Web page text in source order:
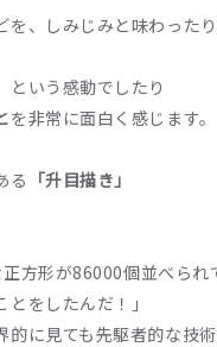
、しみじみと味わった
という感動でしたり
を非常に面白く感じます。
る 「升目描き」
方形が86000個並べられ
をしたんだ！」
に見ても先駆者的な技術